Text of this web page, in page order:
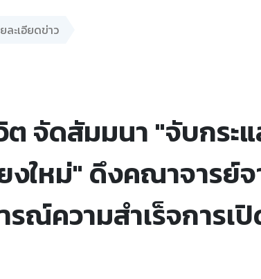
ละเอียดข่าว
จัดสัมมนา "จับกระ
ใหม่" ดึงคณาจารย์จ
ณ์ความสำเร็จการเ